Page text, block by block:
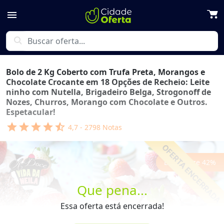
menu
search
Que pena...
Essa oferta está encerrada!
Bolo de 2 Kg Coberto com Trufa Preta, Morangos e
Chocolate Crocante em 18 Opções de Recheio: Leite
ninho com Nutella, Brigadeiro Belga, Strogonoff de
Nozes, Churros, Morango com Chocolate e Outros.
Espetacular!
starstarstarstarstar_half 4,7 - 2798 Notas
Economize 42%